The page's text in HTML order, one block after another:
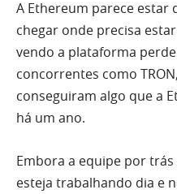
A Ethereum parece estar
chegar onde precisa
vendo a plataforma
concorrentes como
conseguiram algo que a
há um ano.
Embora a equipe por
esteja trabalhando dia e